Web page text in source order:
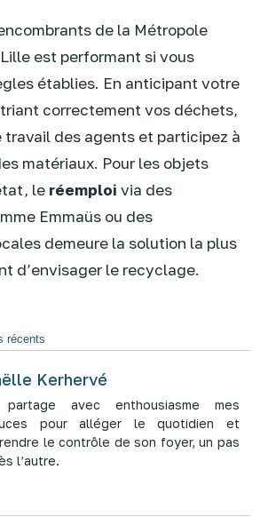
de la Métropole
est performant si vous
établies. En anticipant votre
correctement vos déchets,
des agents et participez à
matériaux. Pour les objets
le réemploi via des
Emmaüs ou des
demeure la solution la plus
d’envisager le recyclage.
récents
Kerhervé
avec enthousiasme mes
pour alléger le quotidien et
le contrôle de son foyer, un pas
l’autre.